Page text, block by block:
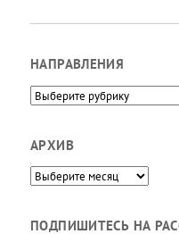
НАПРАВЛЕНИЯ
Направления
АРХИВ
Архив
ПОДПИШИТЕСЬ НА